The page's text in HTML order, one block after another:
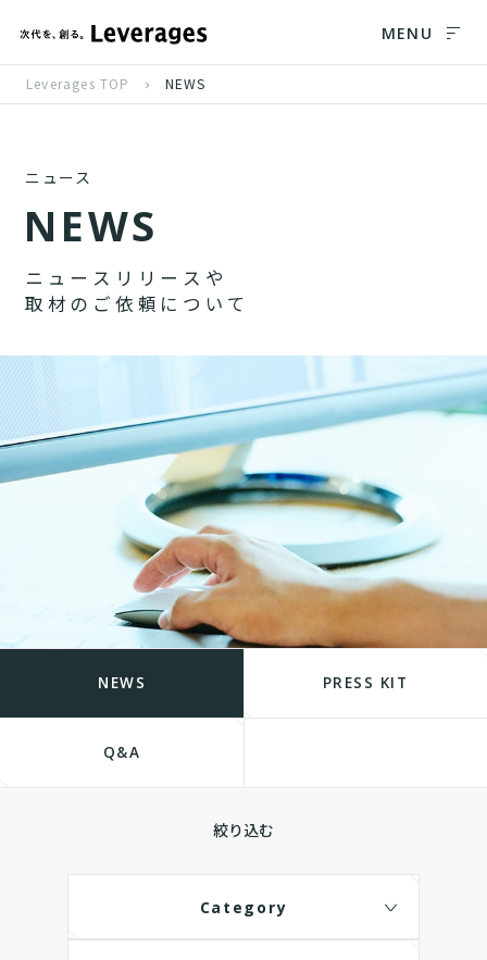
MENU
Leverages TOP NEWS
ニュース
NEWS
ニ ュ ー ス リ リ ー ス や
取 材 の ご 依 頼 に つ い て
NEWS PRESS KIT
Q&A
絞り込む
Category